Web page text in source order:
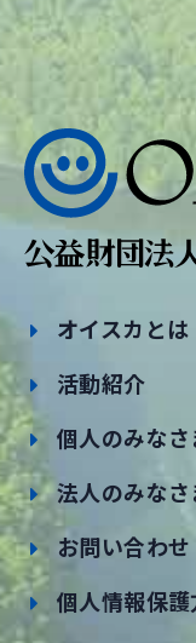
オイスカとは
活動紹介
個人のみなさ
法人のみなさ
お問い合わせ
個人情報保護